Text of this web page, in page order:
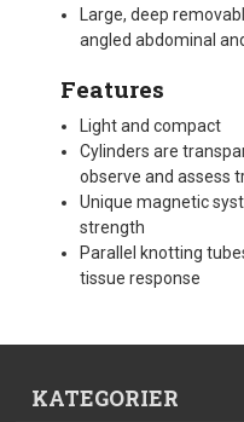
Large, deep
angled abdominal
Features
Light and compact
Cylinders are
observe and assess
Unique magnetic
strength
Parallel knotting
tissue response
KATEGORIER